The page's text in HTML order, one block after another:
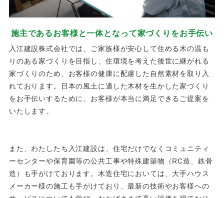
施主であるお客様と一体となって家づくりをお手伝い
入江建設株式会社では、ご家族様が安心して住める木の温も
りのある家づくりを目指し、住環境を考えた後世に継がれる
家づくりのため、お客様の健康に配慮した自然素材を取り入
れております。日本の風土に適した木材を生かした家づくり
をお手伝いするために、お客様が本当に満足できるご提案を
いたします。
また、わたしたち入江建設は、住宅だけでなくコミュニティ
ーセンターや保育園等の公共工事や特殊建築物（RC造、鉄骨
造）も手がけております。木造住宅においては、大手ハウス
メーカー様の施工も手がけており、最新の技術やお客様への